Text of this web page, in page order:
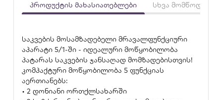
პროდუქტის მახასიათებლები სხვა
საკვების მოსამზადებელი მრავალფუნქციური
აპარატი 5/1-ში - იდეალური მოწყობილობა
პატარას საკვების ჯანსაღად მომზადებისთვის!
კომპაქტური მოწყობილობა 5 ფუნქციას
აერთიანებს:
• 2 დონიანი ორთქლსახარში